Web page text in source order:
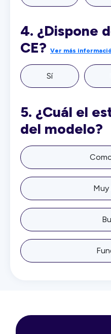
4. ¿Dispone
CE? Ver más
Sí
5. ¿Cuál el
del modelo?
Muy